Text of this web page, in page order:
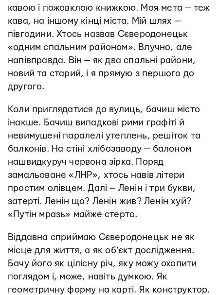
кавою і пожовклою книжкою. Моя мета — теж
кава, на іншому кінці міста. Мій шлях —
півгодини. Хтось назвав Сєверодонецьк
«одним спальним районом». Влучно, але
напівправда. Він — як два спальні райони,
новий та старий, і я прямую з першого до
другого.
Коли приглядатися до вулиць, бачиш місто
інакше. Бачиш випадкові рими графіті й
невимушені паралелі утеплень, решіток та
балконів. На стіні хлібозаводу — балоном
нашвидкуруч червона зірка. Поряд
замальоване «ЛНР», хтось навів літери
простим олівцем. Далі — Ленін і три букви,
затерті. Ленін що? Ленін жив? Ленін хуй?
«Путін мразь» майже стерто.
Віддавна сприймаю Сєверодонецьк не як
місце для життя, а як об’єкт дослідження.
Бачу його як цілісну річ, яку можу охопити
поглядом і, може, навіть думкою. Як
геометричну форму на карті. Як конструктор.